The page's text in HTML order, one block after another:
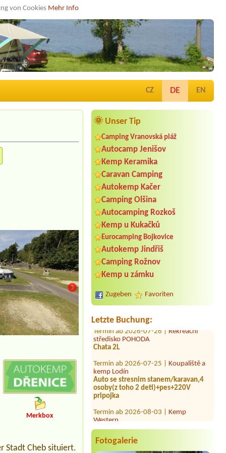
von Cookies Mehr Info
CZ DE EN
🌞 Unser Tip
Camping Vranovská pláž
Autocamp Jenišov
Kemp Keramika
Caravan Camping
Autokemp Kačer
Camping Olšina
Autocamping Rozkoš
Kemp u Kukačků
Eurocamping Bojkovice
Autokemp Jindřiš
Camping Rožnov
Kemp u zámku
Zugeben Favoriten
Letzte Buchung:
Termin ab 2026-09-17 |
Nové Mlýny
2x 4L chatka (spolu 4 osoby) + 2 auta
Termin ab 2026-08-06 |
1 malý stan pro 4 osoby (-2 děti a 2
dospeli)
Termin ab 2026-07-26 |
středisko POHODA
Chata 2L
Termin ab 2026-07-25 |
Auto se stresnim stanem/karavan,4
osoby(z toho 2 deti)+pes+220V
pripojka
Termin ab 2026-08-03 |
Srub
Termin ab 2026-07-29 |Stellplatz
Český Krumlov
1 místo + el.přípojka, voda, 2 os. + 2
Fotogalerie
kempová místa
Merkbox
Stadt Cheb situiert.